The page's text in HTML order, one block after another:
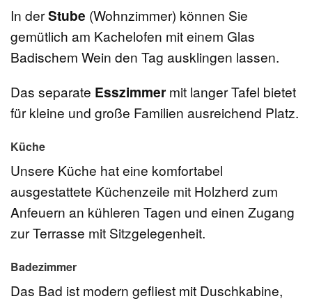
In derStube (Wohnzimmer) können Sie
gemütlich am Kachelofen mit einem Glas
Badischem Wein den Tag ausklingen lassen.
Das separate Esszimmer mit langer Tafel bietet
für kleine und große Familien ausreichend Platz.
Küche
Unsere Küche hat eine komfortabel
ausgestattete Küchenzeile mit Holzherd zum
Anfeuern an kühleren Tagen und einen Zugang
zur Terrasse mit Sitzgelegenheit.
Badezimmer
Das Bad ist modern gefliest mit Duschkabine,